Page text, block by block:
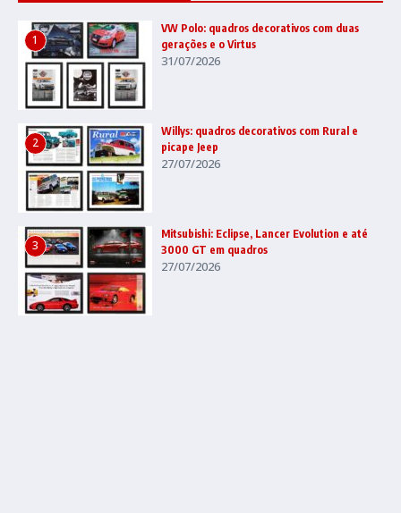
1
VW Polo: quadros decorativos com duas
gerações e o Virtus
31/07/2026
2
Willys: quadros decorativos com Rural e
picape Jeep
27/07/2026
3
Mitsubishi: Eclipse, Lancer Evolution e até
3000 GT em quadros
27/07/2026